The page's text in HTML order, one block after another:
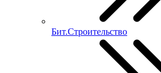
Бит.Строительство